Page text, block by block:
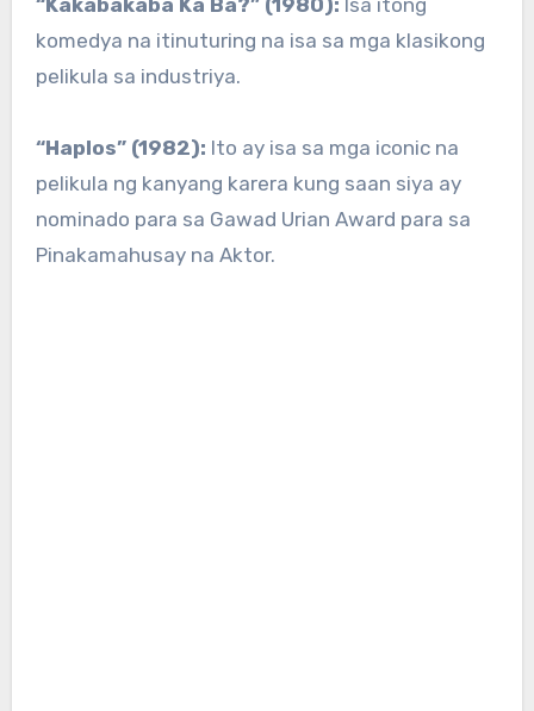
komedya na itinuturing na isa sa mga klasikong
pelikula sa industriya.
“Haplos” (1982): Ito ay isa sa mga iconic na
pelikula ng kanyang karera kung saan siya ay
nominado para sa Gawad Urian Award para sa
Pinakamahusay na Aktor.